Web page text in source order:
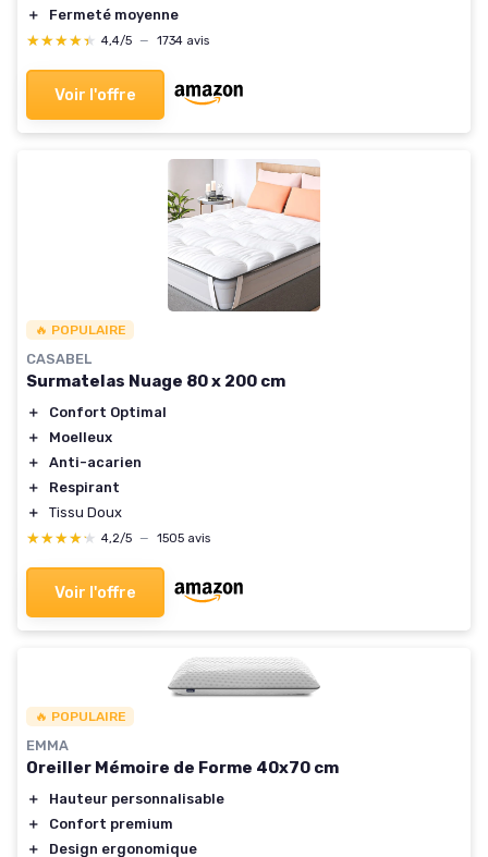
＋
Fermeté moyenne
★★★★★
★★★★★ 4,4/5 — 1734 avis
Voir l'offre
🔥 POPULAIRE
CASABEL
Surmatelas Nuage 80 x 200 cm
＋
Confort Optimal
＋
Moelleux
＋
Anti-acarien
＋
Respirant
＋
Tissu Doux
★★★★★
★★★★★ 4,2/5 — 1505 avis
Voir l'offre
🔥 POPULAIRE
EMMA
Oreiller Mémoire de Forme 40x70 cm
＋
Hauteur personnalisable
＋
Confort premium
＋
Design ergonomique